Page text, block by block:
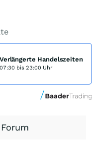
Verlängerte Handelszeiten
07:30 bis 23:00 Uhr